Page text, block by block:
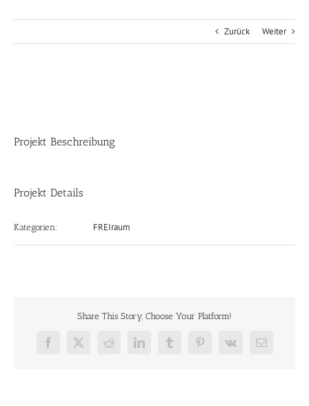
Zurück Weiter
Projekt Beschreibung
Projekt Details
Kategorien: FREIraum
Share This Story, Choose Your Platform!
Facebook
X RedditLinkedInTumblrPinterest
Vk
E-